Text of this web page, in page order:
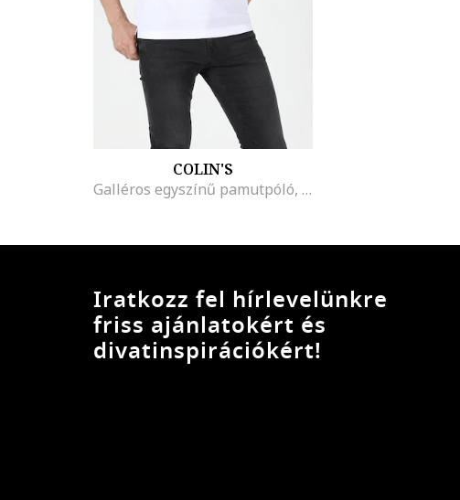
COLIN'S
Galléros egyszínű pamutpóló, Fehér
Iratkozz fel hírlevelünkre
friss ajánlatokért és
divatinspirációkért!